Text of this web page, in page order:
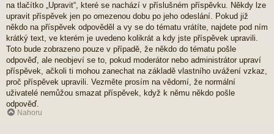
na tlačítko „Upravit“, které se nachází v příslušném příspěvku. Někdy lze
upravit příspěvek jen po omezenou dobu po jeho odeslání. Pokud již
někdo na příspěvek odpověděl a vy se do tématu vrátíte, najdete pod ním
krátký text, ve kterém je uvedeno kolikrát a kdy jste příspěvek upravili.
Toto bude zobrazeno pouze v případě, že někdo do tématu pošle
odpověď, ale neobjeví se to, pokud moderátor nebo administrátor upraví
příspěvek, ačkoli ti mohou zanechat na základě vlastního uvážení vzkaz,
proč příspěvek upravili. Vezměte prosím na vědomí, že normální
uživatelé nemůžou smazat příspěvek, když k němu někdo pošle
odpověď.
Nahoru